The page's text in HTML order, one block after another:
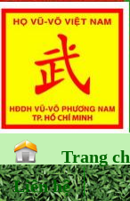
Trang
Liên hệ